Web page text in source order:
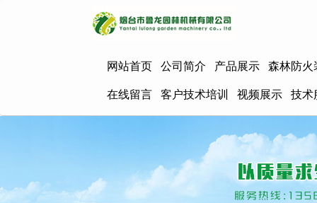
网站首页 公司简介 产品展示 森林防火
在线留言 客户技术培训 视频展示 技术